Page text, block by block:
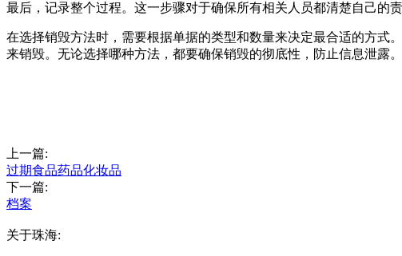
最后，记录整个过程。这一步骤对于确保所有相关人员都清楚自己的
在选择销毁方法时，需要根据单据的类型和数量来决定最合适的方式
来销毁。无论选择哪种方法，都要确保销毁的彻底性，防止信息泄露。
上一篇:
过期食品药品化妆品
下一篇:
档案
关于珠海: